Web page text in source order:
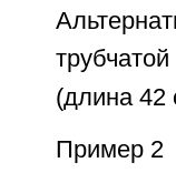
(длина 42
Пример 2